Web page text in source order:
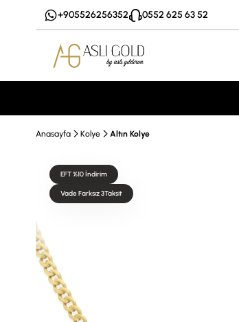
+905526256352 0552 625 63 52
Anasayfa Kolye Altın Kolye
EFT %10 İndirim
Vade Farksız 3Taksit